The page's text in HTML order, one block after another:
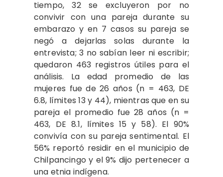
tiempo, 32 se excluyeron por no
convivir con una pareja durante su
embarazo y en 7 casos su pareja se
negó a dejarlas solas durante la
entrevista; 3 no sabían leer ni escribir;
quedaron 463 registros útiles para el
análisis. La edad promedio de las
mujeres fue de 26 años (n = 463, DE
6.8, límites 13 y 44), mientras que en su
pareja el promedio fue 28 años (n =
463, DE 8.1, límites 15 y 58). El 90%
convivía con su pareja sentimental. El
56% reportó residir en el municipio de
Chilpancingo y el 9% dijo pertenecer a
una etnia indígena.